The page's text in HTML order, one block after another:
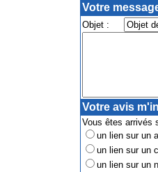
Votre
Objet :
Votre avis
Vous êtes arrivés
un lien sur un
un lien sur un
un lien sur un